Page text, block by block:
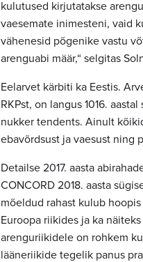
kulutused kirjutatakse
vaesemate inimesteni, vaid
vähenesid põgenike vastu
arenguabi määr,“ selgitas
Eelarvet kärbiti ka Eestis.
RKPst, on langus 1016.
nukker tendents. Ainult
ebavõrdsust ja vaesust ning
Detailse 2017. aasta
CONCORD 2018. aasta
mõeldud rahast kulub
Euroopa riikides ja ka
arenguriikidele on rohkem
lääneriikide tegelik panus